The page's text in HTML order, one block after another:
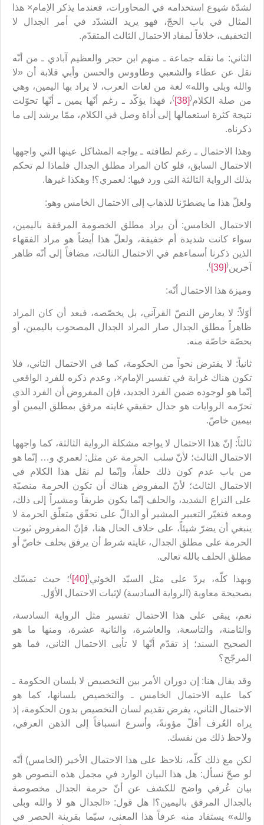
لشدّة شيوع استخدامه في المحاورات، فعندما يذكر الإمام× هذا
المثال في باب الحجّ، فهو يريد التشدّد في أمر الجدال لا
التخفيف، خلافاً لمفاد الاحتمال الثالث المتقدّم.
الثاني: ما نقله جماعة ـ منهم ابن حجر والعظيم آبادي ـ من أنّه
نقل عن عطاء والشعبي وطاووس والحسن وأبي قلابة أن «لا
والله وبلى والله» لغة من لغات العرب، لا يراد بها اليمين، وهي
من صلة الكلام(
[38]
)، فهذا يؤكّد ـ رغم أنّها يمين ـ أنّها تحوّلت
نتيجة كثرة استعمالها إلى أداة وصل في الكلام، ممّا يرشد إلى ما
ذكرناه.
وهذا الاحتمال ـ رغم لطافته ـ يواجه المشاكل عينها التي واجهها
الاحتمال السابق، فلو كان المراد مطلق الجدال فلماذا لم تحكم
بذلك الرواية الثالثة التي ورد فيها: لعمري؟! وهكذا غيرها.
ولعلّ هذا ما يضطرّنا للذهاب إلى الاحتمال الخامس وهو:
الاحتمال الخامس: أن يراد مطلق الخصومة المرفقة باليمين،
سواء كانت شديدة أم خفيفة، ولعلّ هذا أيضاً هو مراد الفقهاء
الذين ذكرنا أسماءهم في الاحتمال الثالث، مضافاً إلى أنّه ظاهر
آخرين(
[39]
)
.
وميزة هذا الاحتمال أنّه:
أوّلاً: لا يعارض النصّ القرآني، بل يخصّصه، فبعد أن كان المراد
ظاهراً مطلق الجدال صار المراد الجدال المصحوب باليمين، أو
بحصّة خاصّة منه.
ثانياً: لا يفترض نحواً من الحكومة، كما في الاحتمال الثاني، فلا
تكون هناك غرابة في تفسير الإمام×، وعدم ذكره للفرد الواقعي
إنّما هو لوجوده ضمن الفرد الجديد، فإن المفروض أن الفرد الذي
تحرّمه الروايات هو جدال حقيقي غايته مرفق بمطلق اليمين أو
بيمين خاصّ.
ثالثاً: إنّ هذا الاحتمال لا يواجه مشكلة الرواية الثالثة، كما واجهها
الاحتمال الثالث؛ لأنّ سلب الحرمة عن مثل: لعمري و… إنّما هو
من باب عدم كون ذلك حلفاً، وإنّما لم نقل هذا الكلام في
الاحتمال الثالث؛ لأنّ المفروض هناك أن تكون الحرمة منصبّة
على النزاع الشديد، والحلف إنّما يكون طريقاً ومشيراً إلى ذلك،
ومعه فتغيّر التعبير المشير أو الدالّ على تحقّق متعلّق الحرمة لا
ينبغي أن يضرّ شيئاً، على خلاف الحال هنا، فإنّ المفروض ثبوت
الحرمة على مطلق الجدال، غايته شرط أن يرفق بحلف خاصّ أو
مطلق الحلف بالله تعالى.
وبهذا كلّه، يردّ على مثل السيّد الخوئي(
[40]
)؛ حيث تمسّك
بصحيحة معاوية (الرواية السادسة) لإثبات الاحتمال الأوّل.
نعم، يبقى على هذا الاحتمال تفسير مثل الرواية السادسة،
والثامنة، والتاسعة، والعاشرة، والثانية عشرة، ومنها ما هو
الصحيح السند؛ إذ تقدّم أنّها لا تأبى الاحتمال الثاني، فما هو
المرجّح؟
وقد يقال هنا: إن دوران الأمر بين التخصيص لا بلسان الحكومة ـ
كما عليه الاحتمال الخامس ـ والتخصيص بلسانها، كما هو
الاحتمال الثاني، يفرض تقديم لسان التخصيص بدون الحكومة، إذ
يراه العُرف أقلّ مؤونةً، وأسرع انسباقاً إلى الذهن العرفي،
ولاحظ ذلك من نفسك.
لكن مع ذلك كلّه، نلاحظ على هذا الاحتمال الأخير (الخامس) أنّه
لو صحّ نسأل: هل هذا البيان الوارد في مجمل هذه النصوص هو
بيان عُرفي واضح للكشف عن أنّ حرمة الجدال مخصوصة
بالجدال المرفق باليمين؟! هل قول: «الجدال هو لا والله وبلى
والله» يستفاد منه عرفاً هذا المعنى، سيّما بقرينة الحصر في